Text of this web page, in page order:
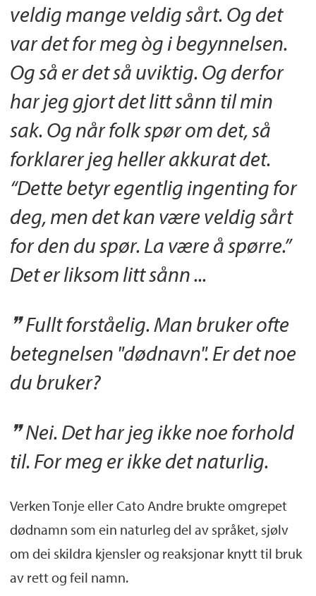
veldig mange veldig sårt. Og det
var det for meg òg i begynnelsen.
Og så er det så uviktig. Og derfor
har jeg gjort det litt sånn til min
sak. Og når folk spør om det, så
forklarer jeg heller akkurat det.
“Dette betyr egentlig ingenting for
deg, men det kan være veldig sårt
for den du spør. La være å spørre.”
Det er liksom litt sånn ...
Fullt forståelig. Man bruker ofte
betegnelsen "dødnavn". Er det noe
du bruker?
Nei. Det har jeg ikke noe forhold
til. For meg er ikke det naturlig.
Verken Tonje eller Cato Andre brukte omgrepet
dødnamn som ein naturleg del av språket, sjølv
om dei skildra kjensler og reaksjonar knytt til bruk
av rett og feil namn.